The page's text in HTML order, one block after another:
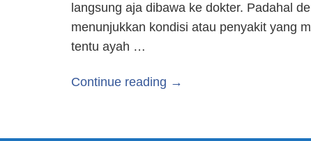
langsung aja dibawa ke dokter. Padahal
menunjukkan kondisi atau penyakit yang
tentu ayah …
Continue reading →